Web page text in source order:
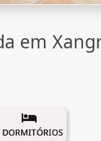
em
DORMITÓRIOS